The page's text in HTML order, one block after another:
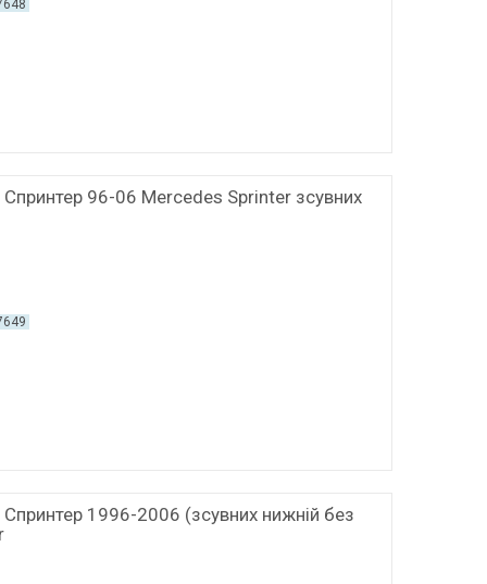
96-06 Mercedes Sprinter зсувних
1996-2006 (зсувних нижній без